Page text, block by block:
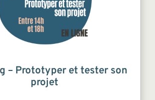
– Prototyper et tester son
projet